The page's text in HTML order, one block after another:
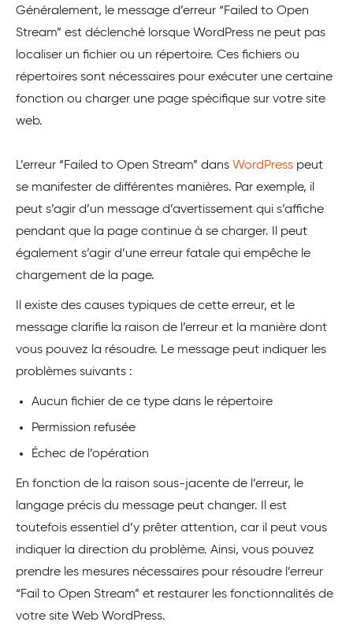
Généralement, le message d’erreur “Failed to Open
Stream” est déclenché lorsque WordPress ne peut pas
localiser un fichier ou un répertoire. Ces fichiers ou
répertoires sont nécessaires pour exécuter une certaine
fonction ou charger une page spécifique sur votre site
web.
L’erreur “Failed to Open Stream” dans WordPress peut
se manifester de différentes manières. Par exemple, il
peut s’agir d’un message d’avertissement qui s’affiche
pendant que la page continue à se charger. Il peut
également s’agir d’une erreur fatale qui empêche le
chargement de la page.
Il existe des causes typiques de cette erreur, et le
message clarifie la raison de l’erreur et la manière dont
vous pouvez la résoudre. Le message peut indiquer les
problèmes suivants :
Aucun fichier de ce type dans le répertoire
Permission refusée
Échec de l’opération
En fonction de la raison sous-jacente de l’erreur, le
langage précis du message peut changer. Il est
toutefois essentiel d’y prêter attention, car il peut vous
indiquer la direction du problème. Ainsi, vous pouvez
prendre les mesures nécessaires pour résoudre l’erreur
“Fail to Open Stream” et restaurer les fonctionnalités de
votre site Web WordPress.